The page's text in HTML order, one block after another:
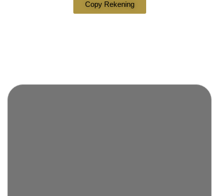
Copy Rekening